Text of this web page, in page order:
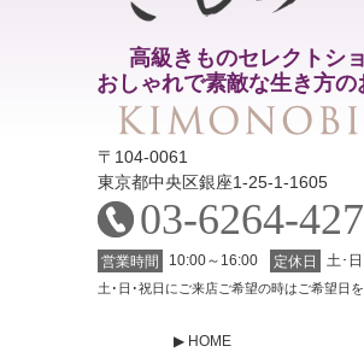
高級きものセレクトシ
おしゃれで素敵な生き方の
〒104-0061
東京都中央区銀座1-25-1-1605
03-6264-
営業時間 10:00～16:00 定休日 土･
土･日･祝日にご来店ご希望の時はご希望日
HOME